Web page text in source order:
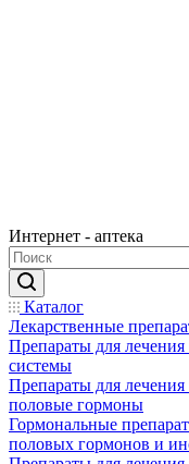
Интернет - аптека
Каталог
Лекарственные
Препараты для лечения
системы
Препараты для
половые гормоны
Гормональные
половых гормонов и